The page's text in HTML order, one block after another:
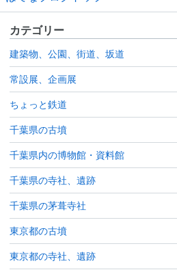
カテゴリー
建築物、公園、街道、坂道
常設展、企画展
ちょっと鉄道
千葉県の古墳
千葉県内の博物館・資料館
千葉県の寺社、遺跡
千葉県の茅葺寺社
東京都の古墳
東京都の寺社、遺跡